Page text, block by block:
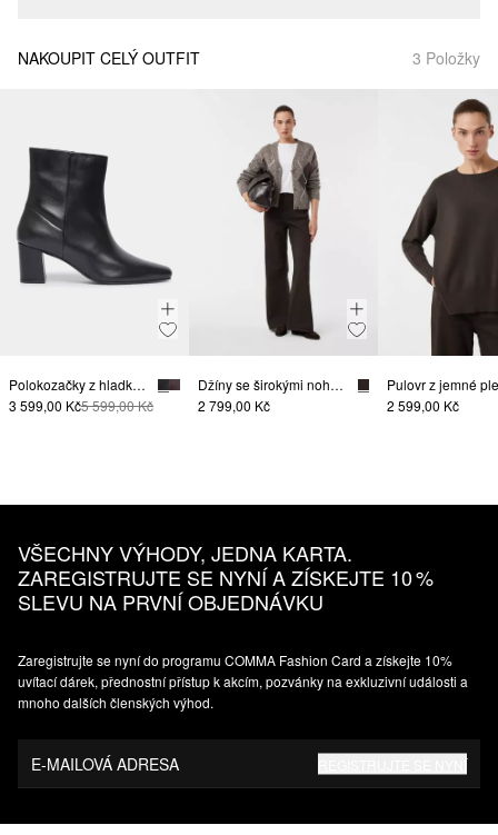
NAKOUPIT CELÝ OUTFIT 3 Položky
Polokozačky z hladké hovězí usně
3 599,00 Kč5 599,00 Kč
Džíny se širokými nohavicemi, se střihem Relaxed Fit
2 799,00 Kč
2 599,00 Kč
VŠECHNY VÝHODY, JEDNA KARTA.
ZAREGISTRUJTE SE NYNÍ A ZÍSKEJTE 10 %
SLEVU NA PRVNÍ OBJEDNÁVKU
Zaregistrujte se nyní do programu COMMA Fashion Card a získejte 10%
uvítací dárek, přednostní přístup k akcím, pozvánky na exkluzivní události a
mnoho dalších členských výhod.
E-MAILOVÁ ADRESA